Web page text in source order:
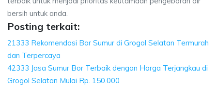
bersih untuk anda.
Posting terkait:
21333 Rekomendasi Bor Sumur di Grogol Selatan Termurah
dan Terpercaya
42333 Jasa Sumur Bor Terbaik dengan Harga Terjangkau di
Grogol Selatan Mulai Rp. 150.000